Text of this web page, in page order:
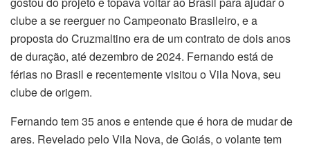
clube a se reerguer no Campeonato Brasileiro, e a
proposta do Cruzmaltino era de um contrato de dois anos
de duração, até dezembro de 2024. Fernando está de
férias no Brasil e recentemente visitou o Vila Nova, seu
clube de origem.
Fernando tem 35 anos e entende que é hora de mudar de
ares. Revelado pelo Vila Nova, de Goiás, o volante tem